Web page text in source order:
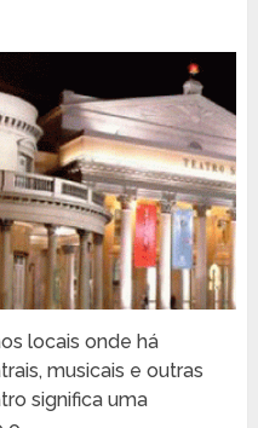
locais onde há
musicais e outras
significa uma